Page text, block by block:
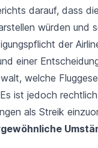
darauf, dass
würden und
der
einer
welche
ist jedoch
als Streik